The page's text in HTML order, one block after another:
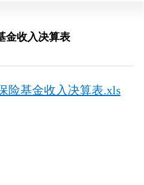
金收入决算表
险基金收入决算表.xls